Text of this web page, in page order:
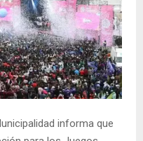
informa que